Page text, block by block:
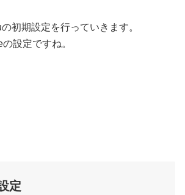
初期設定を行っていきます。
設定ですね。
定